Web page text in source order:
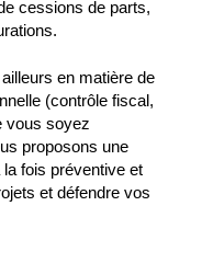
cessions de parts,
en matière de
(contrôle fiscal,
vous soyez
proposons une
fois préventive et
et défendre vos